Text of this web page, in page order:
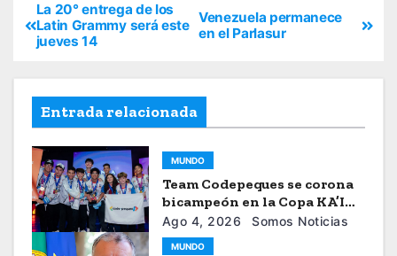
Venezuela permanece
en el Parlasur
La 20° entrega de los
Latin Grammy será este
jueves 14
Entrada relacionada
MUNDO
Team Codepeques se corona
bicampeón en la Copa KA’I
2026
Ago 4, 2026 Somos Noticias
MUNDO